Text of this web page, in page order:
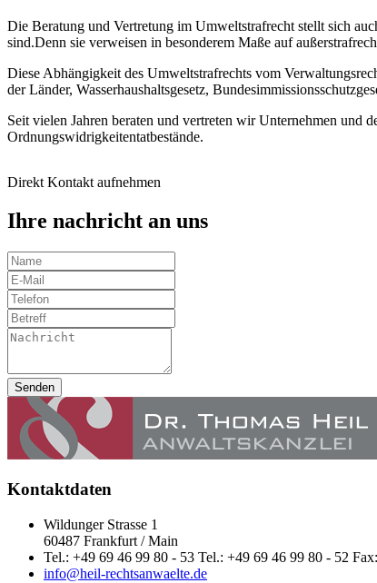
Die Beratung und Vertretung im Umweltstrafrecht stellt sich
sind.Denn sie verweisen in besonderem Maße auf
Diese Abhängigkeit des Umweltstrafrechts vom
der Länder, Wasserhaushaltsgesetz,
Seit vielen Jahren beraten und vertreten wir Unternehmen und
Ordnungswidrigkeitentatbestände.
Direkt Kontakt aufnehmen
Ihre nachricht an uns
Senden
Kontaktdaten
Wildunger Strasse 1
60487 Frankfurt / Main
Tel.: +49 69 46 99 80 - 53 Tel.: +49 69 46 99 80 - 52
info@heil-rechtsanwaelte.de